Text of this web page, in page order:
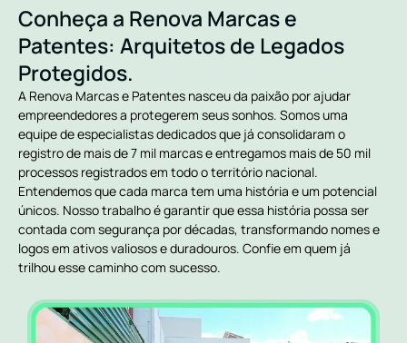
Conheça a Renova Marcas e
Patentes: Arquitetos de Legados
Protegidos.
A Renova Marcas e Patentes nasceu da paixão por ajudar
empreendedores a protegerem seus sonhos. Somos uma
equipe de especialistas dedicados que já consolidaram o
registro de mais de 7 mil marcas e entregamos mais de 50 mil
processos registrados em todo o território nacional.
Entendemos que cada marca tem uma história e um potencial
únicos. Nosso trabalho é garantir que essa história possa ser
contada com segurança por décadas, transformando nomes e
logos em ativos valiosos e duradouros. Confie em quem já
trilhou esse caminho com sucesso.